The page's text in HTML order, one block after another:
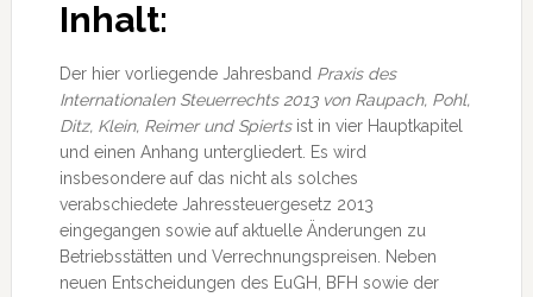
Inhalt:
Der hier vorliegende Jahresband Praxis des
Internationalen Steuerrechts 2013 von Raupach, Pohl,
Ditz, Klein, Reimer und Spierts ist in vier Hauptkapitel
und einen Anhang untergliedert. Es wird
insbesondere auf das nicht als solches
verabschiedete Jahressteuergesetz 2013
eingegangen sowie auf aktuelle Änderungen zu
Betriebsstätten und Verrechnungspreisen. Neben
neuen Entscheidungen des EuGH, BFH sowie der